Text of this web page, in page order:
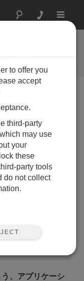
Toggle
です。
質問
、アプリケーシ
to offer you
accept
third-party
may use
your
these
party tools
do not collect